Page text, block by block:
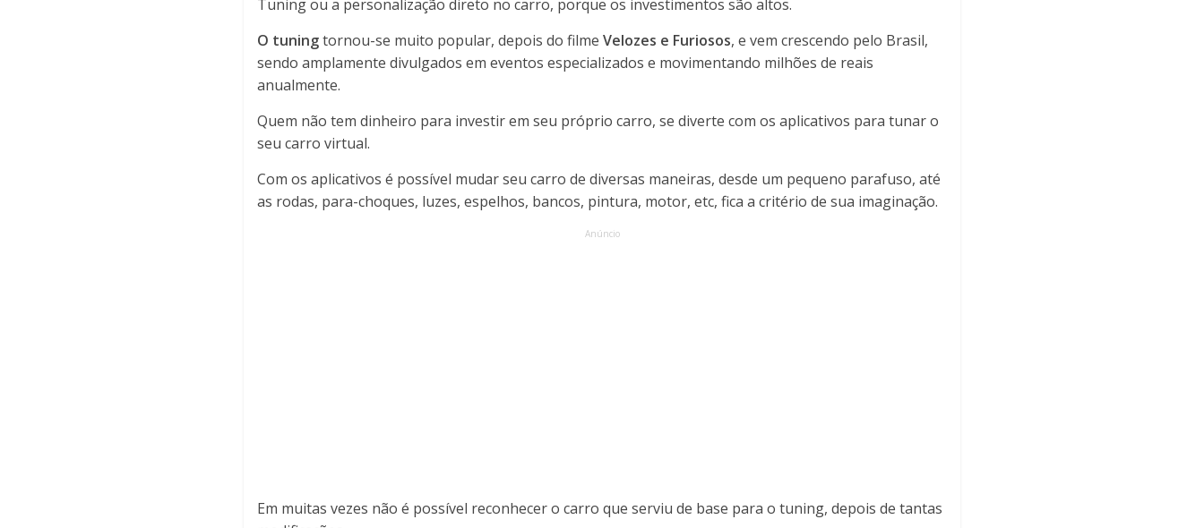
Tuning ou a personalização direto no carro, porque os investimentos são altos.
O tuningtornou-se muito popular, depois do filme Velozes e Furiosos, e vem crescendo pelo Brasil,
sendo amplamente divulgados em eventos especializados e movimentando milhões de reais
anualmente.
Quem não tem dinheiro para investir em seu próprio carro, se diverte com os aplicativos para tunar o
seu carro virtual.
Com os aplicativos é possível mudar seu carro de diversas maneiras, desde um pequeno parafuso, até
as rodas, para-choques, luzes, espelhos, bancos, pintura, motor, etc, fica a critério de sua imaginação.
Anúncio
Em muitas vezes não é possível reconhecer o carro que serviu de base para o tuning, depois de tantas